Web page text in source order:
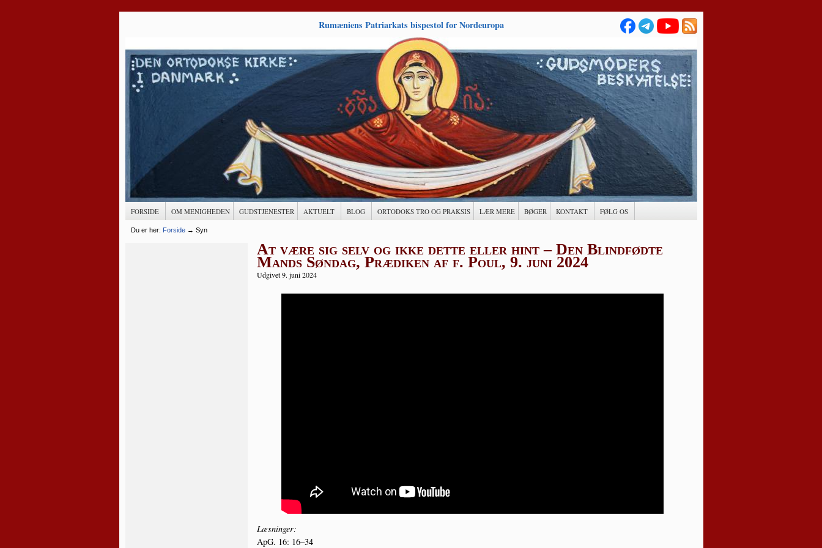
Rumæniens Patriarkats bispestol for Nordeuropa
FORSIDE OM MENIGHEDEN GUDSTJENESTER AKTUELT BLOG ORTODOKS TRO OG PRAKSIS LÆR MERE BØGER KONTAKT FØLG OS
Du er her: Forside→ Syn
At være sig selv og ikke dette eller hint – Den Blindfødte
Mands Søndag, Prædiken af f. Poul, 9. juni 2024
Udgivet 9. juni 2024
Læs­nin­ger:
ApG. 16: 16–34